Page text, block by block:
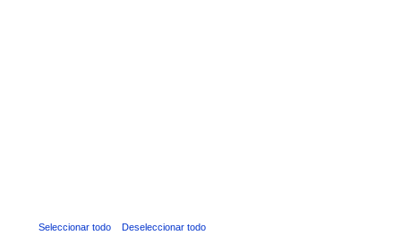
Seleccionar todo Deseleccionar todo